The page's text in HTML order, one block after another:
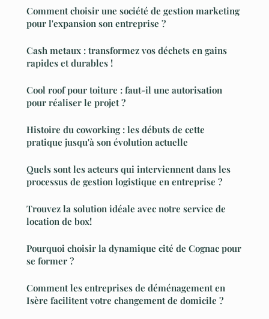
Comment choisir une société de gestion marketing
pour l'expansion son entreprise ?
Cash metaux : transformez vos déchets en gains
rapides et durables !
Cool roof pour toiture : faut-il une autorisation
pour réaliser le projet ?
Histoire du coworking : les débuts de cette
pratique jusqu'à son évolution actuelle
Quels sont les acteurs qui interviennent dans les
processus de gestion logistique en entreprise ?
Trouvez la solution idéale avec notre service de
location de box!
Pourquoi choisir la dynamique cité de Cognac pour
se former ?
Comment les entreprises de déménagement en
Isère facilitent votre changement de domicile ?